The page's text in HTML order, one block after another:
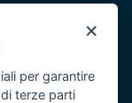
2014/2020 -
×
per garantire
terze parti